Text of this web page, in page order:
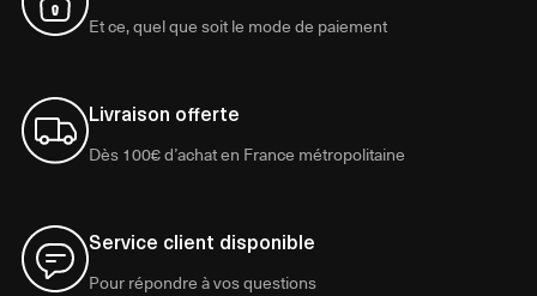
Et ce, quel que soit le mode de paiement
Livraison offerte
Dès 100€ d’achat en France métropolitaine
Service client disponible
Pour répondre à vos questions